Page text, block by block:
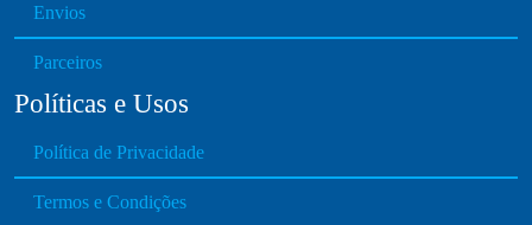
Envios
Parceiros
Políticas e Usos
Política de Privacidade
Termos e Condições